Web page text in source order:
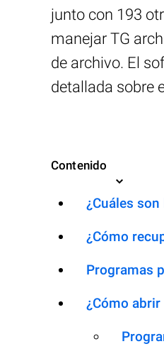
junto con 193
manejar TG
de archivo. El
detallada sobre
Contenido
¿Cuáles
¿Cómo
Programas
¿Cómo